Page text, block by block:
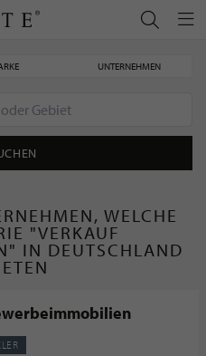
UNTERNEHMEN
WELCHE
"VERKAUF
IN DEUTSCHLAND